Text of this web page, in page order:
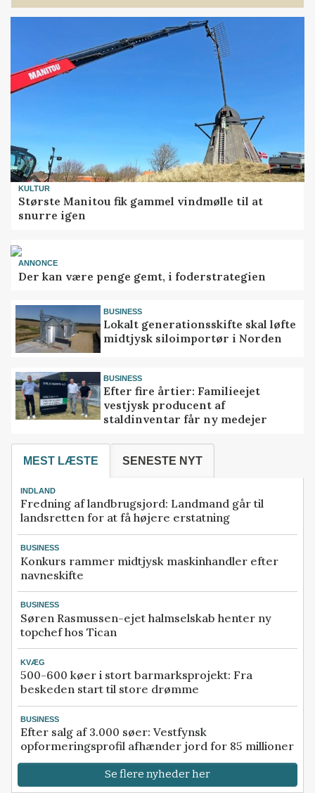
KULTUR
Største Manitou fik gammel vindmølle til at
snurre igen
ANNONCE
Der kan være penge gemt, i foderstrategien
BUSINESS
Lokalt generationsskifte skal løfte
midtjysk siloimportør i Norden
BUSINESS
Efter fire årtier: Familieejet
vestjysk producent af
staldinventar får ny medejer
MEST LÆSTE SENESTE NYT
INDLAND
Fredning af landbrugsjord: Landmand går til
landsretten for at få højere erstatning
BUSINESS
Konkurs rammer midtjysk maskinhandler efter
navneskifte
BUSINESS
Søren Rasmussen-ejet halmselskab henter ny
topchef hos Tican
KVÆG
500-600 køer i stort barmarksprojekt: Fra
beskeden start til store drømme
BUSINESS
Efter salg af 3.000 søer: Vestfynsk
opformeringsprofil afhænder jord for 85 millioner
Se flere nyheder her